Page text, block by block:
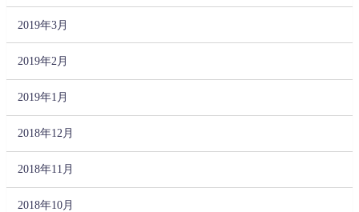
2019年3月
2019年2月
2019年1月
2018年12月
2018年11月
2018年10月